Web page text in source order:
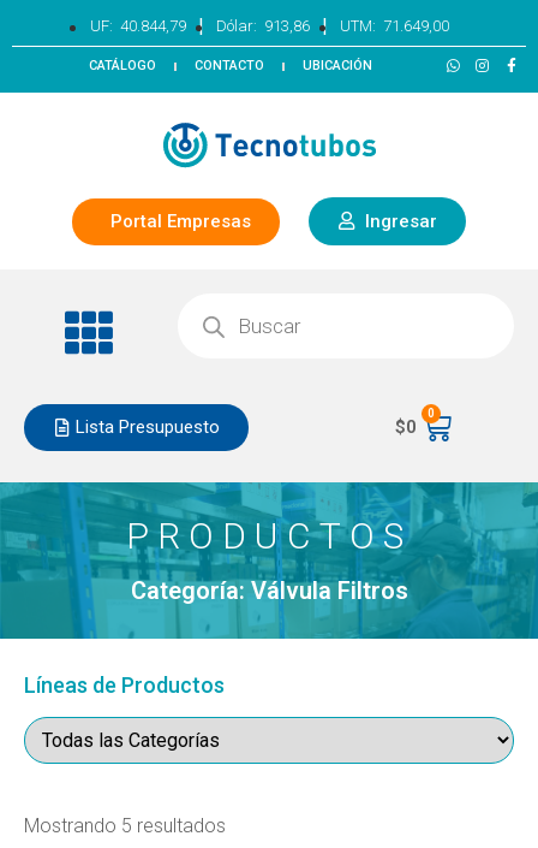
UF: 40.844,79 | Dólar: 913,86 | UTM: 71.649,00
CATÁLOGO CONTACTO UBICACIÓN
Portal Empresas Ingresar
Lista Presupuesto $0
0
PRODUCTOS
Categoría: Válvula Filtros
Líneas de Productos
Mostrando 5 resultados